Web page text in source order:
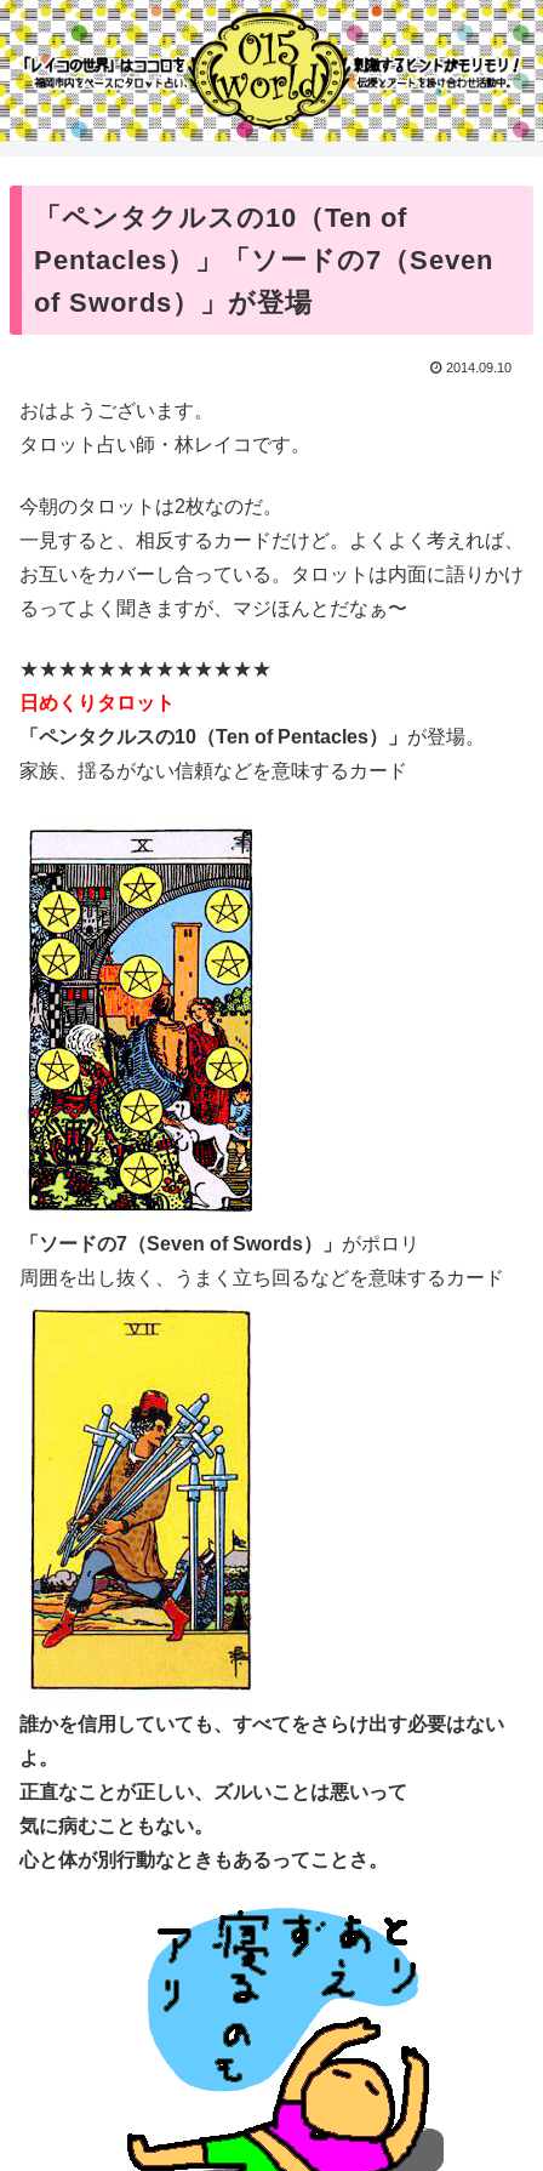
「ペンタクルスの10（Ten of
Pentacles）」「ソードの7（Seven
of Swords）」が登場
2014.09.10
おはようございます。
タロット占い師・林レイコです。
今朝のタロットは2枚なのだ。
一見すると、相反するカードだけど。よくよく考えれば、
お互いをカバーし合っている。タロットは内面に語りかけ
るってよく聞きますが、マジほんとだなぁ〜
★★★★★★★★★★★★★
日めくりタロット
「ペンタクルスの10（Ten of Pentacles）」 が登場。
家族、揺るがない信頼などを意味するカード
「ソードの7（Seven of Swords）」 がポロリ
周囲を出し抜く、うまく立ち回るなどを意味するカード
誰かを信用していても、すべてをさらけ出す必要はない
よ。
正直なことが正しい、ズルいことは悪いって
気に病むこともない。
心と体が別行動なときもあるってことさ。